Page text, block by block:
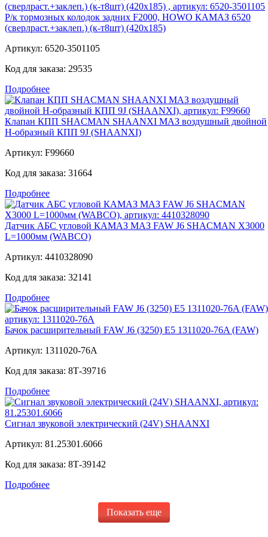
Р/к тормозных колодок задних F2000, HOWO КАМАЗ 6520
(сверлраст.+заклеп.) (к-т8шт) (420x185)
Артикул: 6520-3501105
Код для заказа: 29535
Подробнее
Клапан КПП SHACMAN SHAANXI МАЗ воздушный двойной
Н-образный КПП 9J (SHAANXI)
Артикул: F99660
Код для заказа: 31664
Подробнее
Датчик АБС угловой КАМАЗ МАЗ FAW J6 SHACMAN X3000
L=1000мм (WABCO)
Артикул: 4410328090
Код для заказа: 32141
Подробнее
Бачок расширительный FAW J6 (3250) E5 1311020-76A (FAW)
Артикул: 1311020-76A
Код для заказа: 8Т-39716
Подробнее
Сигнал звуковой электрический (24V) SHAANXI
Артикул: 81.25301.6066
Код для заказа: 8Т-39142
Подробнее
Показать еще